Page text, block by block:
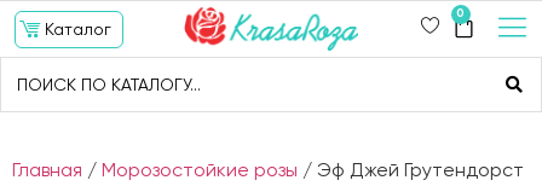
Каталог
0
Главная / Морозостойкие розы / Эф Джей Грутендорст